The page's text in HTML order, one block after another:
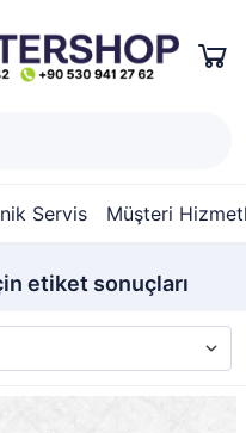
Servis Müşteri
etiket sonuçları